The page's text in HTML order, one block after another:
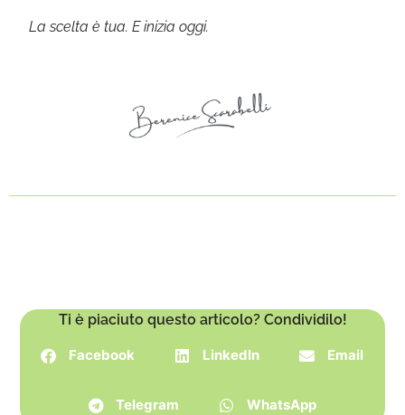
La scelta è tua. E inizia oggi.
Ti è piaciuto questo articolo? Condividilo!
Facebook LinkedIn Email
Telegram WhatsApp